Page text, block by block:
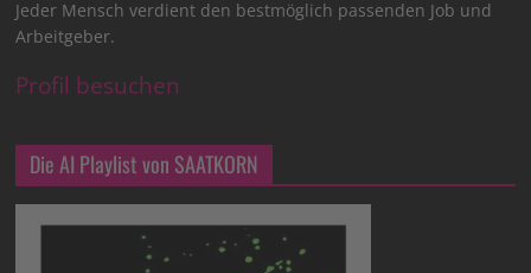
Jeder Mensch verdient den bestmöglich passenden Job und
Arbeitgeber.
Profil besuchen
Die AI Playlist von SAATKORN